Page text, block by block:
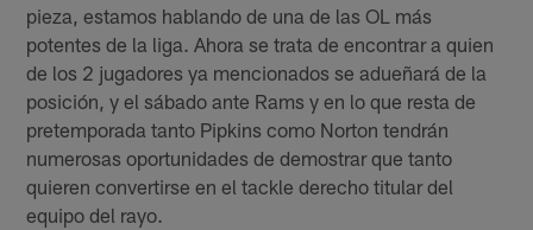
pieza, estamos hablando de una de las OL más
potentes de la liga. Ahora se trata de encontrar a quien
de los 2 jugadores ya mencionados se adueñará de la
posición, y el sábado ante Rams y en lo que resta de
pretemporada tanto Pipkins como Norton tendrán
numerosas oportunidades de demostrar que tanto
quieren convertirse en el tackle derecho titular del
equipo del rayo.